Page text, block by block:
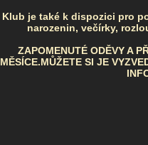
Klub je také k dispozici pro
narozenin, večírky,
ZAPOMENUTÉ ODĚVY A
MĚSÍCE.MŮŽETE SI JE